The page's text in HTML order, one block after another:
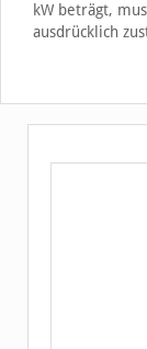
kW beträgt,
ausdrücklich